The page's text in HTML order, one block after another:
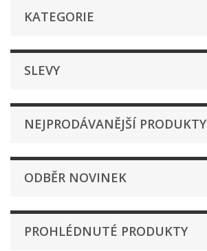
KATEGORIE
SLEVY
NEJPRODÁVANĚJŠÍ PRODUKTY
ODBĚR NOVINEK
PROHLÉDNUTÉ PRODUKTY